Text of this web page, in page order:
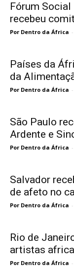
Fórum
recebeu
Por Dentro da África -
Países da
da
Por Dentro da África -
São Paulo
Ardente e
Por Dentro da África -
Salvador
de afeto no
Por Dentro da África -
Rio de
artistas
Por Dentro da África -